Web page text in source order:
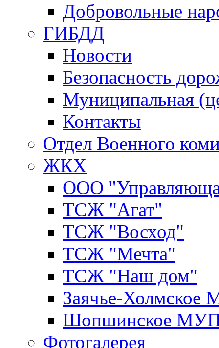
Добровольные
ГИБДД
Новости
Безопасность
Муниципальная
Контакты
Отдел Военного
ЖКХ
ООО
ТСЖ "Агат"
ТСЖ "Восход"
ТСЖ "Мечта"
ТСЖ "Наш дом"
Заячье-
Шопшинское
Фотогалерея